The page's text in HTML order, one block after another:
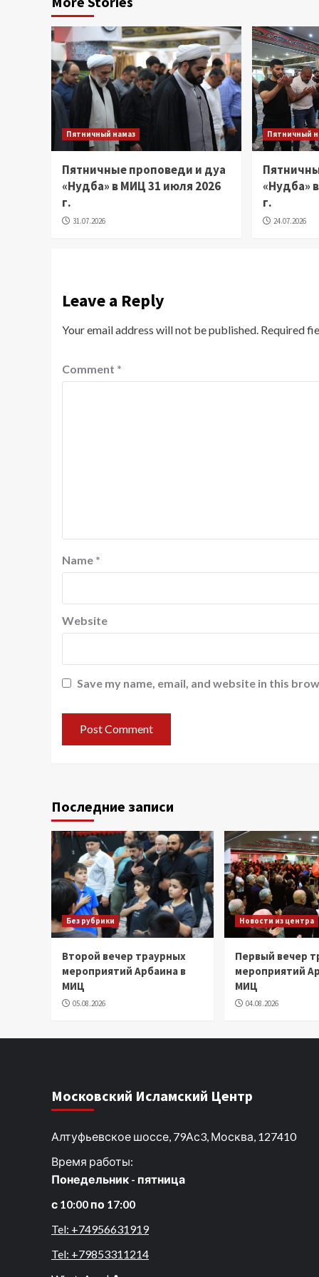
Пятничный намаз
Пятничные проповеди и дуа
«Нудба» в МИЦ 31 июля 2026
г.
31.07.2026
Пятничный
«Нудба»
г.
24.07.2026
Leave a Reply
Your email address will not be published. Required
Comment *
Name *
Website
Save my name, email, and website in this
Последние записи
Без рубрики
Второй вечер траурных
мероприятий Арбаина в
МИЦ
05.08.2026
Новости из центра
Первый вечер
мероприятий
МИЦ
04.08.2026
Московский Исламский Центр
Алтуфьевское шоссе, 79Ас3, Москва, 127410
Время работы:
Понедельник - пятница
с 10:00 по 17:00
Tel: +74956631919
Tel: +79853311214